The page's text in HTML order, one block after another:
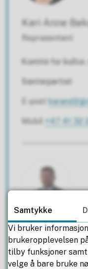
Kari Anne
Representant
Komité for
Senterpartiet
E-post
Mobil +47 41 32
Per Christian
Representant
Komité for
Samtykke
Vi bruker
brukeropplevelsen
tilby funksjoner
velge å bare bruke